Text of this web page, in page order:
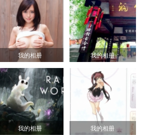
我的相册 我的相册
我的相册 我的相册